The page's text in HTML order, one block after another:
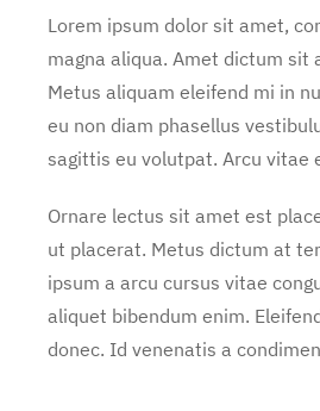
Lorem ipsum dolor sit amet,
magna aliqua. Amet dictum sit
Metus aliquam eleifend mi in
eu non diam phasellus
sagittis eu volutpat. Arcu vitae
Ornare lectus sit amet est
ut placerat. Metus dictum at
ipsum a arcu cursus vitae
aliquet bibendum enim.
donec. Id venenatis a